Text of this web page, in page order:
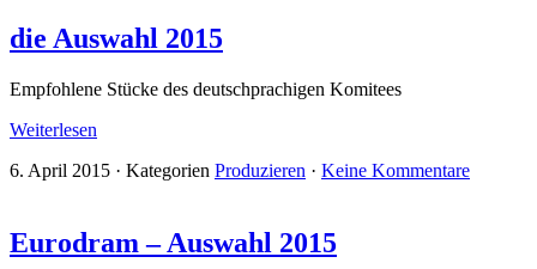
die Auswahl 2015
Empfohlene Stücke des deutschprachigen Komitees
Weiterlesen
6. April 2015 · Kategorien Produzieren · Keine Kommentare
Eurodram – Auswahl 2015